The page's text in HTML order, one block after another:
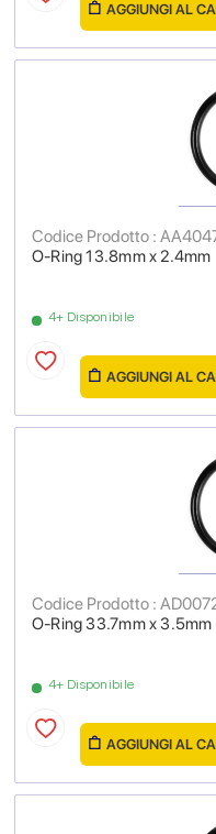
AGGIUNGI AL
O-Ring 13.8mm x 2.4mm
Codice Prodotto :
4+ Disponibile
AGGIUNGI AL
O-Ring 33.7mm x 3.5mm
Codice Prodotto :
4+ Disponibile
AGGIUNGI AL